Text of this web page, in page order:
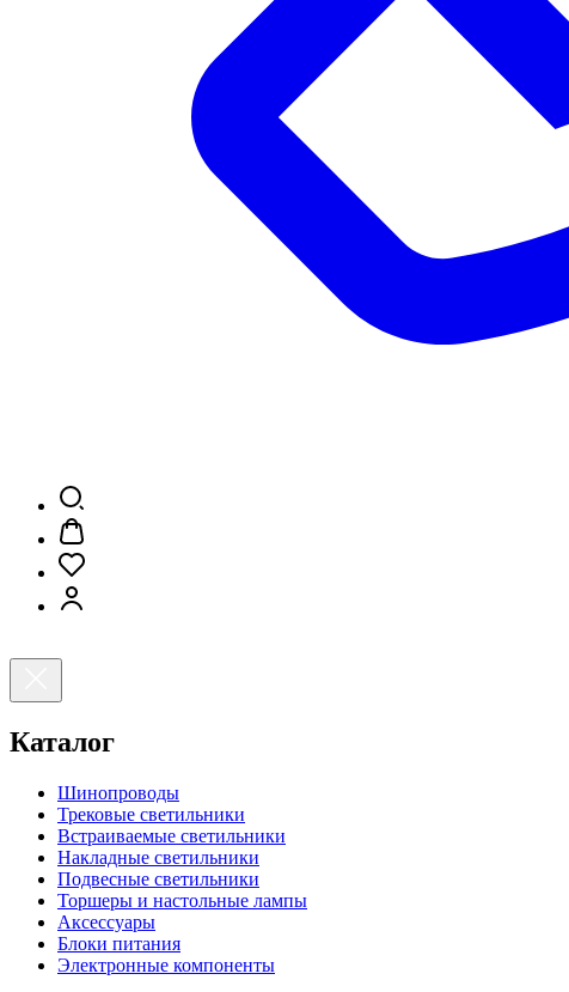
Каталог
Шинопроводы
Трековые светильники
Встраиваемые светильники
Накладные светильники
Подвесные светильники
Торшеры и настольные лампы
Аксессуары
Блоки питания
Электронные компоненты